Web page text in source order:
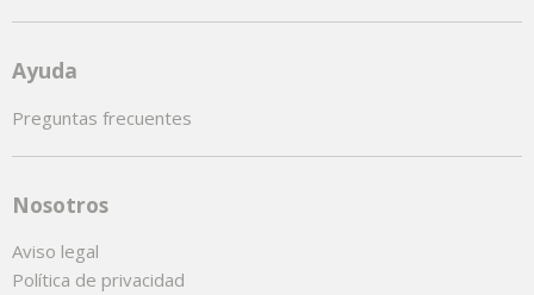
Ayuda
Preguntas frecuentes
Nosotros
Aviso legal
Política de privacidad